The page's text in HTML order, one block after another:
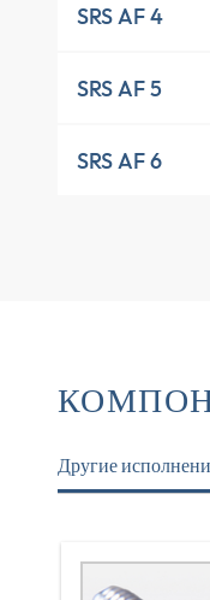
SRS AF 4
SRS AF 5
SRS AF 6
Другие